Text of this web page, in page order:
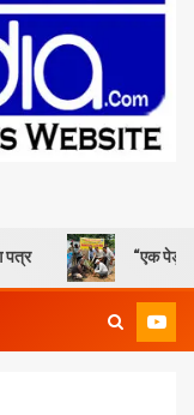
“एक पेड़ माँ के नाम”